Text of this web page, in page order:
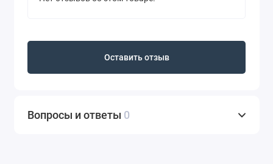
Оставить отзыв
Вопросы и ответы 0